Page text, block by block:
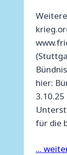
hier:
für die
...